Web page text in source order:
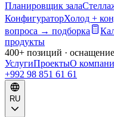
Планировщик зала
КонфигураторХолод +
вопроса → подборка
продукты
400+ позиций ·
УслугиПроектыО
+992 98 851 61 61
RU